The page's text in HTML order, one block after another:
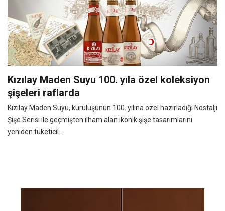
Kızılay Maden Suyu 100. yıla özel koleksiyon
şişeleri raflarda
Kızılay Maden Suyu, kuruluşunun 100. yılına özel hazırladığı Nostalji
Şişe Serisi ile geçmişten ilham alan ikonik şişe tasarımlarını
yeniden tüketicil...